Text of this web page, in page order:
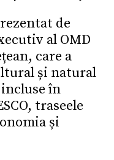
de
al OMD
care a
și natural
în
traseele
și